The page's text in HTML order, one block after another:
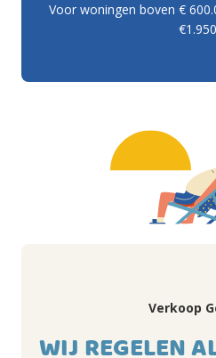
Voor woningen boven €
Verkoop
WIJ REGELEN